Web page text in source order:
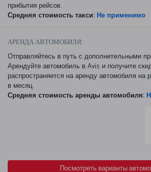
прибытия рейсов.
Средняя стоимость такси: Не применимо
АРЕНДА АВТОМОБИЛЯ:
Отправляйтесь в путь с дополнительными
Арендуйте автомобиль в Avis и получите
распространяется на аренду автомобиля на
в месяц.
Средняя стоимость аренды автомобиля:
Посмотреть варианты